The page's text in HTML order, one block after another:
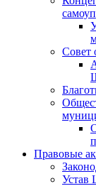
Совет
Правовые
Устав